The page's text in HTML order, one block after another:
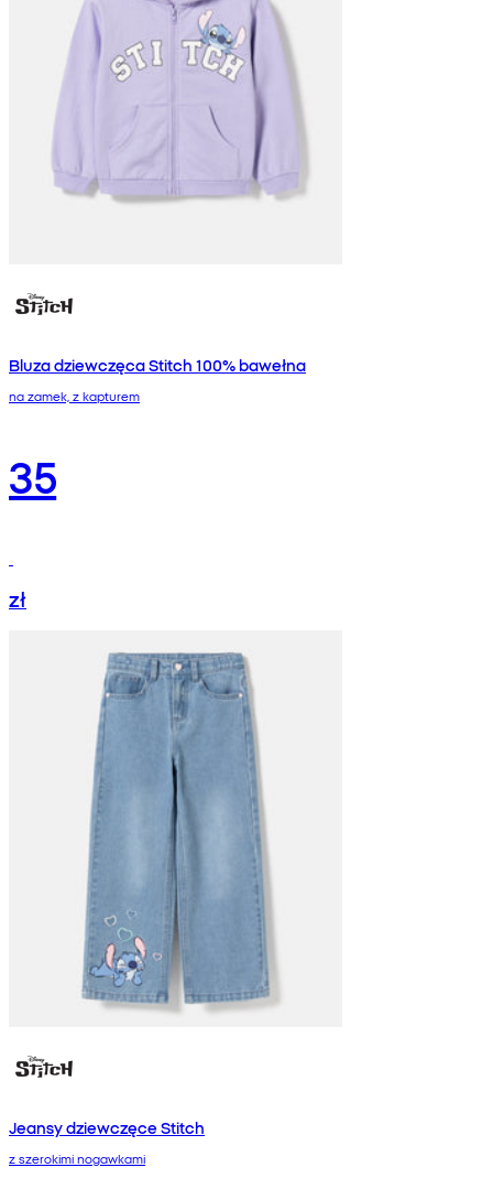
Bluza dziewczęca Stitch 100% bawełna
na zamek, z kapturem
35
zł
Jeansy dziewczęce Stitch
z szerokimi nogawkami